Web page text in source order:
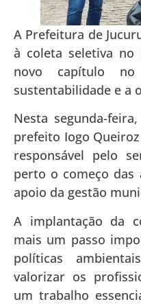
A Prefeitura de
à coleta seletiva no
novo capítulo
sustentabilidade e a
Nesta segunda-
prefeito Iogo Queiroz
responsável pelo
perto o começo das
apoio da gestão
A implantação da
mais um passo
políticas
valorizar os
um trabalho